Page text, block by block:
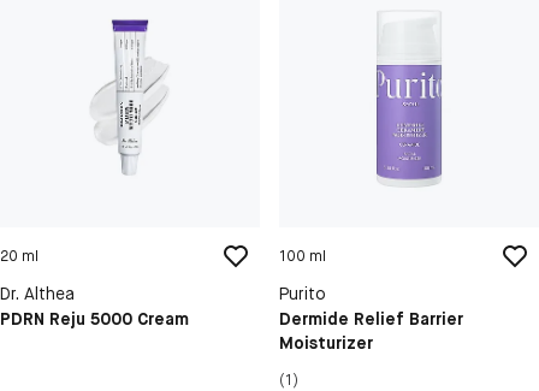
20 ml
Dr. Althea
PDRN Reju 5000 Cream
100 ml
Purito
Dermide Relief Barrier
Moisturizer
(1)